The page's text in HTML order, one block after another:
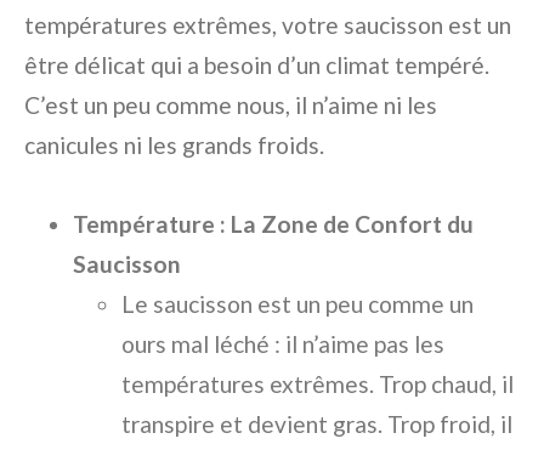
températures extrêmes, votre saucisson est un
être délicat qui a besoin d’un climat tempéré.
C’est un peu comme nous, il n’aime ni les
canicules ni les grands froids.
Température : La Zone de Confort du
Saucisson
Le saucisson est un peu comme un
ours mal léché : il n’aime pas les
températures extrêmes. Trop chaud, il
transpire et devient gras. Trop froid, il